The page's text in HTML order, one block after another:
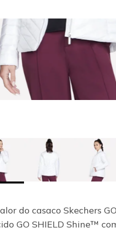
do casaco Skechers
GO SHIELD Shine™